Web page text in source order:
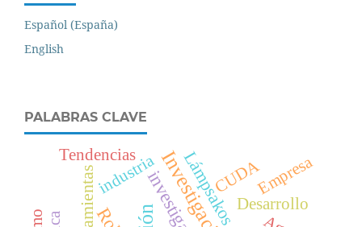
Español (España)
English
PALABRAS CLAVE
Investigación
LámpsakosDesarrollo
CUDA
industria
Tendencias Empresa